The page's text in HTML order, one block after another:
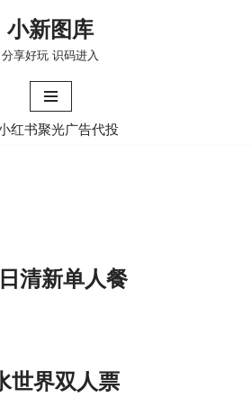
小新图库
分享好玩 识码进入
清新单人餐
世界双人票